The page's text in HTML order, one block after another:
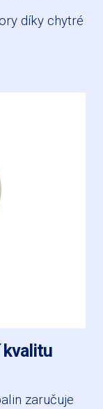
díky chytré
kvalitu
zaručuje